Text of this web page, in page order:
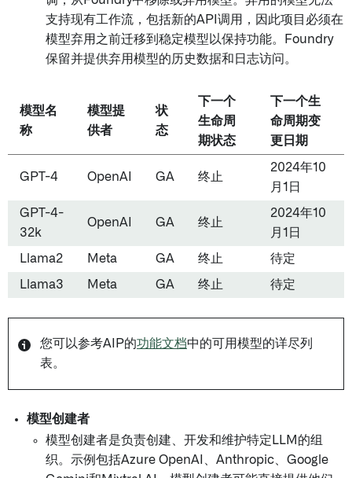
支持现有工作流，包括新的API调用，因此项目必须在
模型弃用之前迁移到稳定模型以保持功能。Foundry
保留并提供弃用模型的历史数据和日志访问。
模型名
称
模型提
供者
状
态
下一个
生命周
期状态
下一个生
命周期变
更日期
GPT-4 OpenAI GA 终止
2024年10
月1日
GPT-4-
32k
OpenAI GA 终止
2024年10
月1日
Llama2 Meta GA 终止 待定
Llama3 Meta GA 终止 待定
您可以参考AIP的功能文档中的可用模型的详尽列
表。
模型创建者
模型创建者是负责创建、开发和维护特定LLM的组
织。示例包括Azure OpenAI、Anthropic、Google